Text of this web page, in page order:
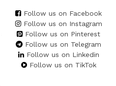
Follow us on Facebook
Follow us on Instagram
Follow us on Pinterest
Follow us on Telegram
Follow us on Linkedin
Follow us on TikTok